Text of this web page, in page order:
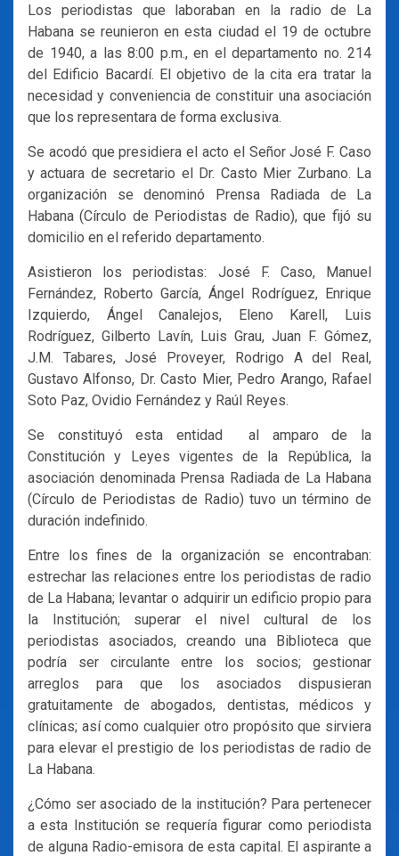
Los periodistas que laboraban en la radio de La
Habana se reunieron en esta ciudad el 19 de octubre
de 1940, a las 8:00 p.m., en el departamento no. 214
del Edificio Bacardí. El objetivo de la cita era tratar la
necesidad y conveniencia de constituir una asociación
que los representara de forma exclusiva.
Se acodó que presidiera el acto el Señor José F. Caso
y actuara de secretario el Dr. Casto Mier Zurbano. La
organización se denominó Prensa Radiada de La
Habana (Círculo de Periodistas de Radio), que fijó su
domicilio en el referido departamento.
Asistieron los periodistas: José F. Caso, Manuel
Fernández, Roberto García, Ángel Rodríguez, Enrique
Izquierdo, Ángel Canalejos, Eleno Karell, Luis
Rodríguez, Gilberto Lavín, Luis Grau, Juan F. Gómez,
J.M. Tabares, José Proveyer, Rodrigo A del Real,
Gustavo Alfonso, Dr. Casto Mier, Pedro Arango, Rafael
Soto Paz, Ovidio Fernández y Raúl Reyes.
Se constituyó esta entidad al amparo de la
Constitución y Leyes vigentes de la República, la
asociación denominada Prensa Radiada de La Habana
(Círculo de Periodistas de Radio) tuvo un término de
duración indefinido.
Entre los fines de la organización se encontraban:
estrechar las relaciones entre los periodistas de radio
de La Habana; levantar o adquirir un edificio propio para
la Institución; superar el nivel cultural de los
periodistas asociados, creando una Biblioteca que
podría ser circulante entre los socios; gestionar
arreglos para que los asociados dispusieran
gratuitamente de abogados, dentistas, médicos y
clínicas; así como cualquier otro propósito que sirviera
para elevar el prestigio de los periodistas de radio de
La Habana.
¿Cómo ser asociado de la institución? Para pertenecer
a esta Institución se requería figurar como periodista
de alguna Radio-emisora de esta capital. El aspirante a